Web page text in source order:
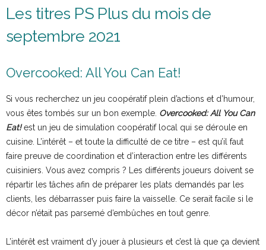
Les titres PS Plus du mois de
septembre 2021
Overcooked: All You Can Eat!
Si vous recherchez un jeu coopératif plein d’actions et d’humour,
vous êtes tombés sur un bon exemple. Overcooked: All You Can
Eat!est un jeu de simulation coopératif local qui se déroule en
cuisine. L’intérêt – et toute la difficulté de ce titre – est qu’il faut
faire preuve de coordination et d’interaction entre les différents
cuisiniers. Vous avez compris ? Les différents joueurs doivent se
répartir les tâches afin de préparer les plats demandés par les
clients, les débarrasser puis faire la vaisselle. Ce serait facile si le
décor n’était pas parsemé d’embûches en tout genre.
L’intérêt est vraiment d’y jouer à plusieurs et c’est là que ça devient